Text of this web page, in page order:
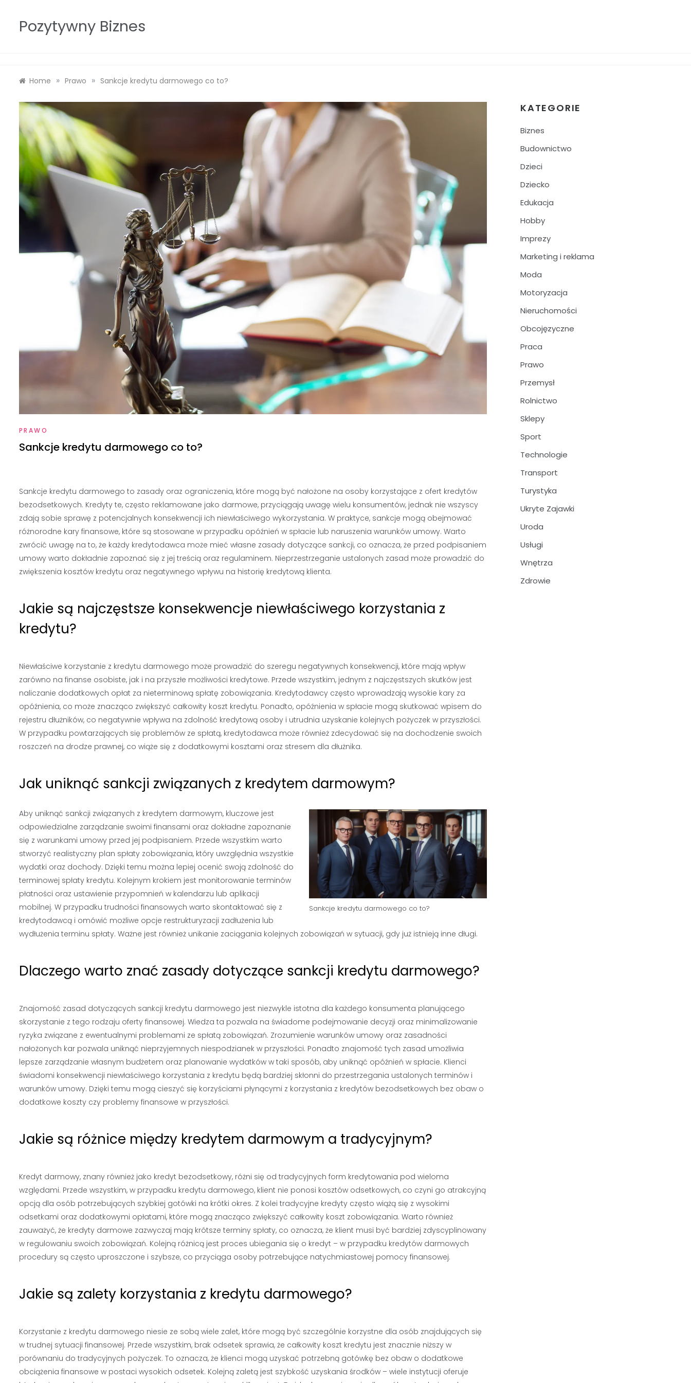
contentPozytywny Biznes
Home » Prawo » Sankcje kredytu darmowego co to?
PRAWO
Sankcje kredytu darmowego co to?
Sankcje kredytu darmowego to zasady oraz ograniczenia, które mogą być nałożone na osoby korzystające z ofert kredytów
bezodsetkowych. Kredyty te, często reklamowane jako darmowe, przyciągają uwagę wielu konsumentów, jednak nie wszyscy
zdają sobie sprawę z potencjalnych konsekwencji ich niewłaściwego wykorzystania. W praktyce, sankcje mogą obejmować
różnorodne kary finansowe, które są stosowane w przypadku opóźnień w spłacie lub naruszenia warunków umowy. Warto
zwrócić uwagę na to, że każdy kredytodawca może mieć własne zasady dotyczące sankcji, co oznacza, że przed podpisaniem
umowy warto dokładnie zapoznać się z jej treścią oraz regulaminem. Nieprzestrzeganie ustalonych zasad może prowadzić do
zwiększenia kosztów kredytu oraz negatywnego wpływu na historię kredytową klienta.
Jakie są najczęstsze konsekwencje niewłaściwego korzystania z
kredytu?
Niewłaściwe korzystanie z kredytu darmowego może prowadzić do szeregu negatywnych konsekwencji, które mają wpływ
zarówno na finanse osobiste, jak i na przyszłe możliwości kredytowe. Przede wszystkim, jednym z najczęstszych skutków jest
naliczanie dodatkowych opłat za nieterminową spłatę zobowiązania. Kredytodawcy często wprowadzają wysokie kary za
opóźnienia, co może znacząco zwiększyć całkowity koszt kredytu. Ponadto, opóźnienia w spłacie mogą skutkować wpisem do
rejestru dłużników, co negatywnie wpływa na zdolność kredytową osoby i utrudnia uzyskanie kolejnych pożyczek w przyszłości.
W przypadku powtarzających się problemów ze spłatą, kredytodawca może również zdecydować się na dochodzenie swoich
roszczeń na drodze prawnej, co wiąże się z dodatkowymi kosztami oraz stresem dla dłużnika.
Jak uniknąć sankcji związanych z kredytem darmowym?
Sankcje kredytu darmowego co to?
Aby uniknąć sankcji związanych z kredytem darmowym, kluczowe jest
odpowiedzialne zarządzanie swoimi finansami oraz dokładne zapoznanie
się z warunkami umowy przed jej podpisaniem. Przede wszystkim warto
stworzyć realistyczny plan spłaty zobowiązania, który uwzględnia wszystkie
wydatki oraz dochody. Dzięki temu można lepiej ocenić swoją zdolność do
terminowej spłaty kredytu. Kolejnym krokiem jest monitorowanie terminów
płatności oraz ustawienie przypomnień w kalendarzu lub aplikacji
mobilnej. W przypadku trudności finansowych warto skontaktować się z
kredytodawcą i omówić możliwe opcje restrukturyzacji zadłużenia lub
wydłużenia terminu spłaty. Ważne jest również unikanie zaciągania kolejnych zobowiązań w sytuacji, gdy już istnieją inne długi.
Dlaczego warto znać zasady dotyczące sankcji kredytu darmowego?
Znajomość zasad dotyczących sankcji kredytu darmowego jest niezwykle istotna dla każdego konsumenta planującego
skorzystanie z tego rodzaju oferty finansowej. Wiedza ta pozwala na świadome podejmowanie decyzji oraz minimalizowanie
ryzyka związane z ewentualnymi problemami ze spłatą zobowiązań. Zrozumienie warunków umowy oraz zasadności
nałożonych kar pozwala uniknąć nieprzyjemnych niespodzianek w przyszłości. Ponadto znajomość tych zasad umożliwia
lepsze zarządzanie własnym budżetem oraz planowanie wydatków w taki sposób, aby uniknąć opóźnień w spłacie. Klienci
świadomi konsekwencji niewłaściwego korzystania z kredytu będą bardziej skłonni do przestrzegania ustalonych terminów i
warunków umowy. Dzięki temu mogą cieszyć się korzyściami płynącymi z korzystania z kredytów bezodsetkowych bez obaw o
dodatkowe koszty czy problemy finansowe w przyszłości.
Jakie są różnice między kredytem darmowym a tradycyjnym?
Kredyt darmowy, znany również jako kredyt bezodsetkowy, różni się od tradycyjnych form kredytowania pod wieloma
względami. Przede wszystkim, w przypadku kredytu darmowego, klient nie ponosi kosztów odsetkowych, co czyni go atrakcyjną
opcją dla osób potrzebujących szybkiej gotówki na krótki okres. Z kolei tradycyjne kredyty często wiążą się z wysokimi
odsetkami oraz dodatkowymi opłatami, które mogą znacząco zwiększyć całkowity koszt zobowiązania. Warto również
zauważyć, że kredyty darmowe zazwyczaj mają krótsze terminy spłaty, co oznacza, że klient musi być bardziej zdyscyplinowany
w regulowaniu swoich zobowiązań. Kolejną różnicą jest proces ubiegania się o kredyt – w przypadku kredytów darmowych
procedury są często uproszczone i szybsze, co przyciąga osoby potrzebujące natychmiastowej pomocy finansowej.
Jakie są zalety korzystania z kredytu darmowego?
Korzystanie z kredytu darmowego niesie ze sobą wiele zalet, które mogą być szczególnie korzystne dla osób znajdujących się
w trudnej sytuacji finansowej. Przede wszystkim, brak odsetek sprawia, że całkowity koszt kredytu jest znacznie niższy w
porównaniu do tradycyjnych pożyczek. To oznacza, że klienci mogą uzyskać potrzebną gotówkę bez obaw o dodatkowe
obciążenia finansowe w postaci wysokich odsetek. Kolejną zaletą jest szybkość uzyskania środków – wiele instytucji oferuje
KATEGORIE
Biznes
Budownictwo
Dzieci
Dziecko
Edukacja
Hobby
Imprezy
Marketing i reklama
Moda
Motoryzacja
Nieruchomości
Obcojęzyczne
Praca
Prawo
Przemysł
Rolnictwo
Sklepy
Sport
Technologie
Transport
Turystyka
Ukryte Zajawki
Uroda
Usługi
Wnętrza
Zdrowie